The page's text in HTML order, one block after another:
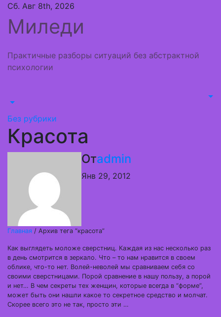
Перейти
содержимому
Сб. Авг 8th, 2026
Миледи
Практичные разборы ситуаций без абстрактной
психологии
Без рубрики
Красота
Отadmin
Янв 29, 2012
Главная / Архив тега “красота”
Как выглядеть моложе сверстниц. Каждая из нас несколько раз
в день смотрится в зеркало. Что – то нам нравится в своем
облике, что-то нет. Волей-неволей мы сравниваем себя со
своими сверстницами. Порой сравнение в нашу пользу, а порой
и нет… В чем секреты тех женщин, которые всегда в “форме”,
может быть они нашли какое то секретное средство и молчат.
Скорее всего это не так, просто эти …